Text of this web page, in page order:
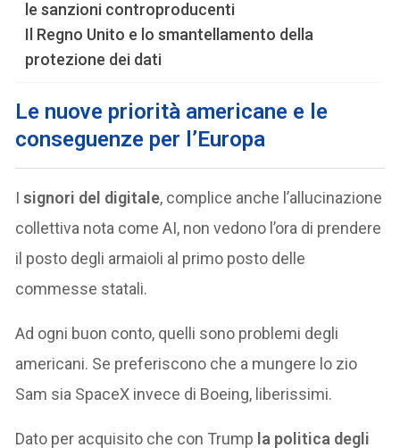
le sanzioni controproducenti
Il Regno Unito e lo smantellamento della
protezione dei dati
Le nuove priorità americane e le
conseguenze per l’Europa
Isignori del digitale, complice anche l’allucinazione
collettiva nota come AI, non vedono l’ora di prendere
il posto degli armaioli al primo posto delle
commesse statali.
Ad ogni buon conto, quelli sono problemi degli
americani. Se preferiscono che a mungere lo zio
Sam sia SpaceX invece di Boeing, liberissimi.
Dato per acquisito che con Trump la politica degli